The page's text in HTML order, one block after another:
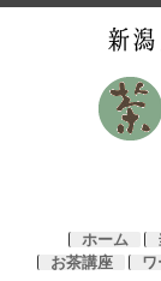
ホーム
お茶講座